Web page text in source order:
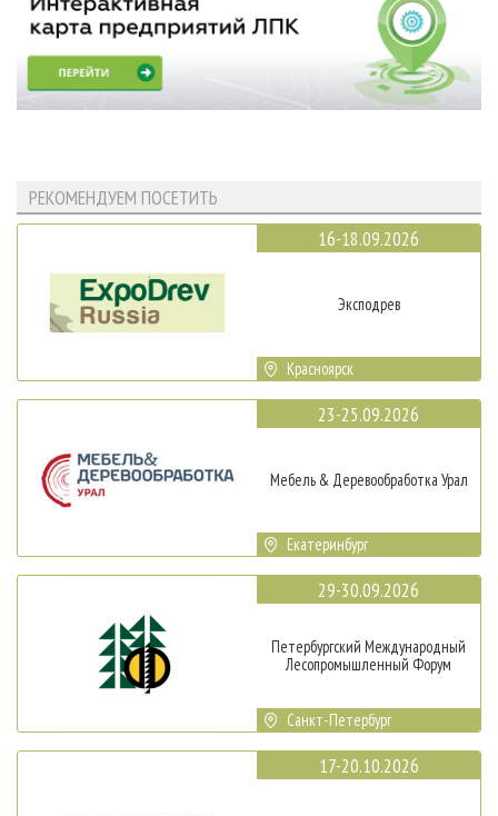
РЕКОМЕНДУЕМ ПОСЕТИТЬ
16-18.09.2026
Эксподрев
Красноярск
23-25.09.2026
Мебель & Деревообработка Урал
Екатеринбург
29-30.09.2026
Петербургский Международный
Лесопромышленный Форум
Санкт-Петербург
17-20.10.2026